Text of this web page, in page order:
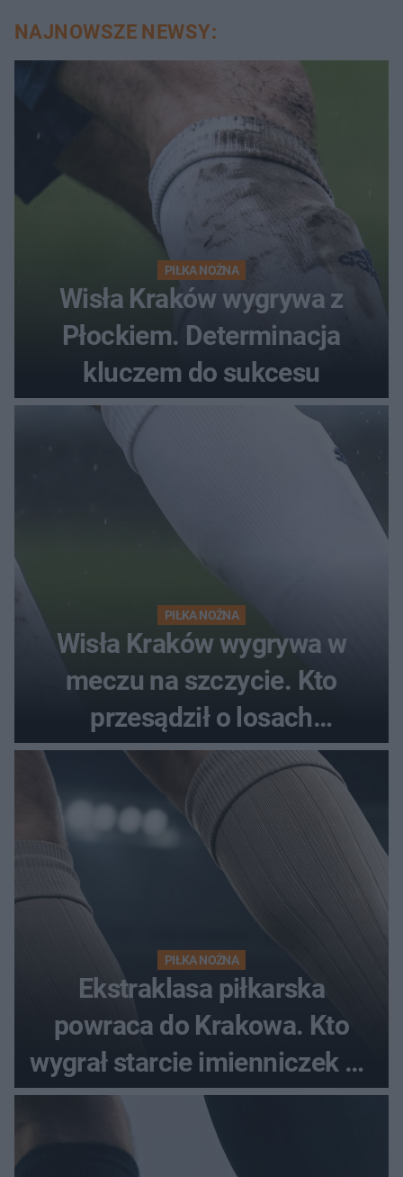
NAJNOWSZE NEWSY:
PIŁKA NOŻNA
Wisła Kraków wygrywa z
Płockiem. Determinacja
kluczem do sukcesu
PIŁKA NOŻNA
Wisła Kraków wygrywa w
meczu na szczycie. Kto
przesądził o losach
spotkania?
PIŁKA NOŻNA
Ekstraklasa piłkarska
powraca do Krakowa. Kto
wygrał starcie imienniczek na
pełnym stadionie